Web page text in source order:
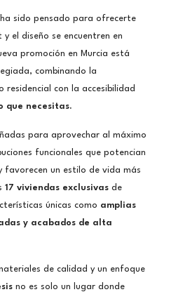
sido pensado para ofrecerte
el diseño se encuentren en
promoción en Murcia está
combinando la
con la accesibilidad
que necesitas.
para aprovechar al máximo
funcionales que potencian
favorecen un estilo de vida más
17 viviendas exclusivas de
únicas como amplias
y acabados de alta
de calidad y un enfoque
no es solo un lugar donde